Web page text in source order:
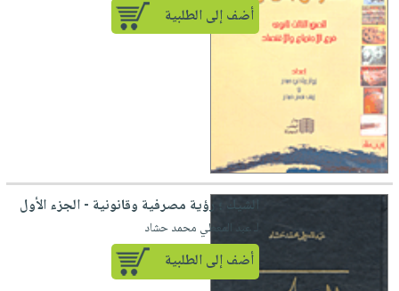
أضف إلى الطلبية
الشيك ؛ رؤية مصرفية وقانونية - الجزء الأول
لـ عبد المعطي محمد حشاد
أضف إلى الطلبية